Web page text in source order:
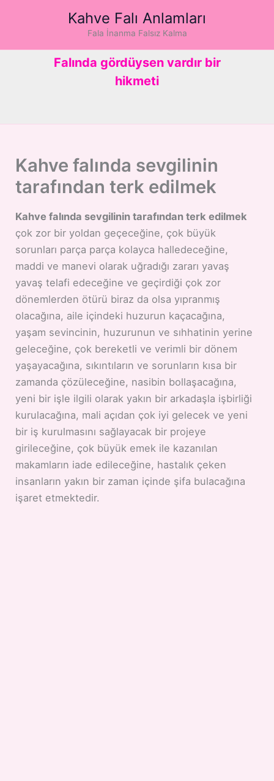
Kahve Falı Anlamları
Fala İnanma Falsız Kalma
Falında gördüysen vardır bir
hikmeti
Kahve falında sevgilinin
tarafından terk edilmek
Kahve falında sevgilinin tarafından terk edilmek
çok zor bir yoldan geçeceğine, çok büyük
sorunları parça parça kolayca halledeceğine,
maddi ve manevi olarak uğradığı zararı yavaş
yavaş telafi edeceğine ve geçirdiği çok zor
dönemlerden ötürü biraz da olsa yıpranmış
olacağına, aile içindeki huzurun kaçacağına,
yaşam sevincinin, huzurunun ve sıhhatinin yerine
geleceğine, çok bereketli ve verimli bir dönem
yaşayacağına, sıkıntıların ve sorunların kısa bir
zamanda çözüleceğine, nasibin bollaşacağına,
yeni bir işle ilgili olarak yakın bir arkadaşla işbirliği
kurulacağına, mali açıdan çok iyi gelecek ve yeni
bir iş kurulmasını sağlayacak bir projeye
girileceğine, çok büyük emek ile kazanılan
makamların iade edileceğine, hastalık çeken
insanların yakın bir zaman içinde şifa bulacağına
işaret etmektedir.